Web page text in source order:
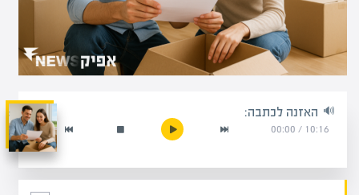
האזנה לכתבה:
10:16
/
00:00